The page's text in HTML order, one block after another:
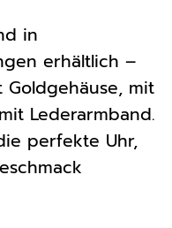
in
erhältlich –
Goldgehäuse, mit
Lederarmband.
perfekte Uhr,